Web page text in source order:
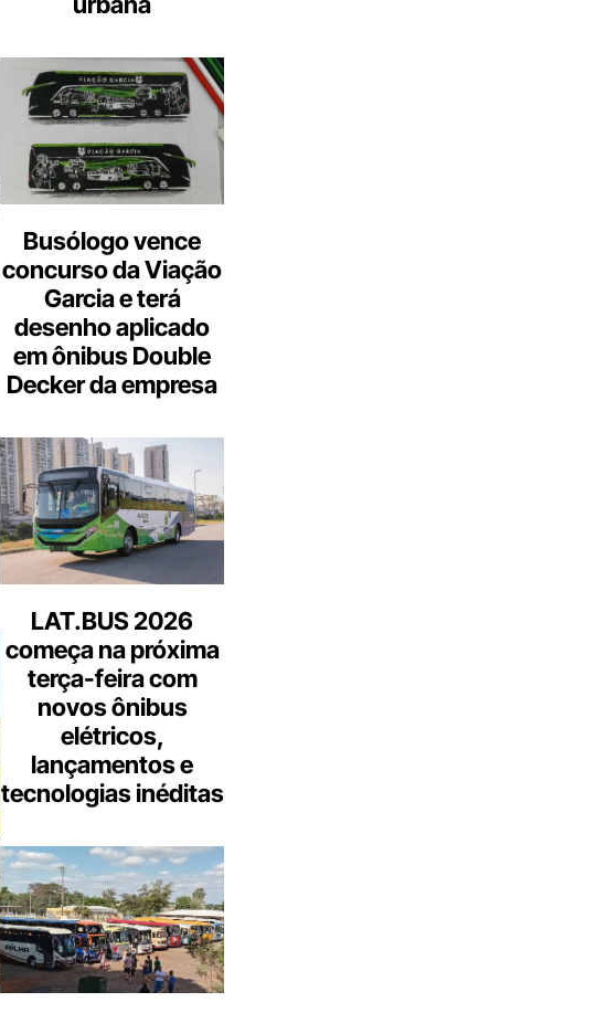
Busólogo vence
concurso da Viação
Garcia e terá
desenho aplicado
em ônibus Double
Decker da empresa
LAT.BUS 2026
começa na próxima
terça-feira com
novos ônibus
elétricos,
lançamentos e
tecnologias inéditas